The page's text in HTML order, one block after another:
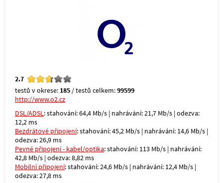
2.7
testů v okrese: 185 / testů celkem:99599
http://www.o2.cz
DSL/ADSL: stahování: 64,4 Mb/s | nahrávání: 21,7 Mb/s | odezva:
12,2 ms
Bezdrátové připojení: stahování: 45,2 Mb/s | nahrávání: 14,6 Mb/s |
odezva: 26,9 ms
Pevné připojení - kabel/optika: stahování: 113 Mb/s | nahrávání:
42,8 Mb/s | odezva: 8,82 ms
Mobilní připojení: stahování: 24,6 Mb/s | nahrávání: 12,4 Mb/s |
odezva: 27,8 ms